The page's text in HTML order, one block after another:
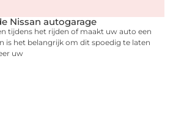
Nissan autogarage
tijdens het rijden of maakt uw auto een
is het belangrijk om dit spoedig te laten
uw